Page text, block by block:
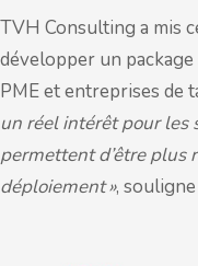
TVH Consulting a mis
développer un
PME et entreprises de
un réel intérêt pour les
permettent d’être plus
déploiement »,